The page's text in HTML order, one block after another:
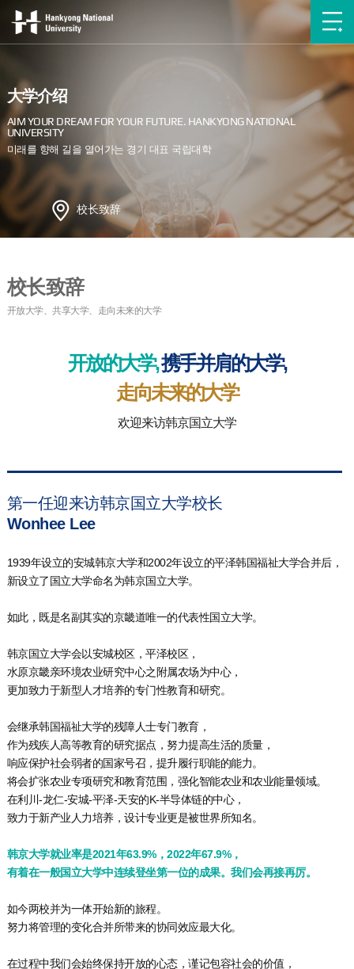
大学介绍
校长致辞
校长致辞
开放的大学,携手并肩的大学,
走向未来的大学
欢迎来访韩京国立大学
第一任迎来访韩京国立大学校长
Wonhee Lee
1939年设立的安城韩京大学和2002年设立的平泽韩国福祉大学合并后，
新设立了国立大学命名为韩京国立大学。
如此，既是名副其实的京畿道唯一的代表性国立大学。
韩京国立大学会以安城校区，平泽校区，
水原京畿亲环境农业研究中心之附属农场为中心，
更加致力于新型人才培养的专门性教育和研究。
会继承韩国福祉大学的残障人士专门教育，
作为残疾人高等教育的研究据点，努力提高生活的质量，
响应保护社会弱者的国家号召，提升履行职能的能力。
将会扩张农业专项研究和教育范围，强化智能农业和农业能量领域。
在利川-龙仁-安城-平泽-天安的K-半导体链的中心，
致力于新产业人力培养，设计专业更是被世界所知名。
韩京大学就业率是2021年63.9%，2022年67.9%，
有着在一般国立大学中连续登坐第一位的成果。我们会再接再厉。
如今两校并为一体开始新的旅程。
努力将管理的变化合并所带来的协同效应最大化。
在过程中我们会始终保持开放的心态，谨记包容社会的价值，